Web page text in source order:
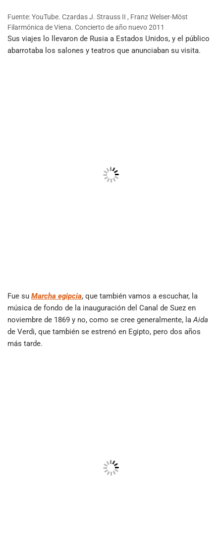
Fuente: YouTube. Czardas J. Strauss II , Franz Welser-Möst
Filarmónica de Viena. Concierto de año nuevo 2011
Sus viajes lo llevaron de Rusia a Estados Unidos, y el público
abarrotaba los salones y teatros que anunciaban su visita.
Fue su Marcha egipcia, que también vamos a escuchar, la
música de fondo de la inauguración del Canal de Suez en
noviembre de 1869 y no, como se cree generalmente, laAida
de Verdi, que también se estrenó en Egipto, pero dos años
más tarde.